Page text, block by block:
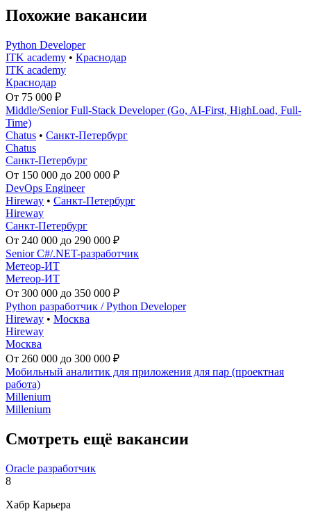
Похожие вакансии
Python Developer
ITK academy • Краснодар
ITK academy
Краснодар
От 75 000 ₽
Middle/Senior Full-Stack Developer (Go, AI-First, HighLoad, Full-
Time)
Chatus • Санкт-Петербург
Chatus
Санкт-Петербург
От 150 000 до 200 000 ₽
DevOps Engineer
Hireway • Санкт-Петербург
Hireway
Санкт-Петербург
От 240 000 до 290 000 ₽
Senior C#/.NET-разработчик
Метеор-ИТ
Метеор-ИТ
От 300 000 до 350 000 ₽
Python разработчик / Python Developer
Hireway • Москва
Hireway
Москва
От 260 000 до 300 000 ₽
Мобильный аналитик для приложения для пар (проектная
работа)
Millenium
Millenium
Смотреть ещё вакансии
Oracle разработчик
8
Хабр Карьера